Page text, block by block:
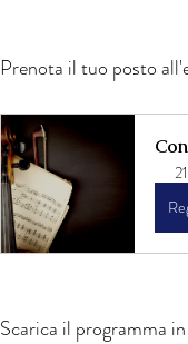
Prenota il tuo posto
Scarica il programma